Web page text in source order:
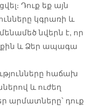
Դուք եք այն
կգրառի և
նվերն է, որ
և Ձեր ապագա
հաճախ
և ուժեղ
արմատները՝ դուք